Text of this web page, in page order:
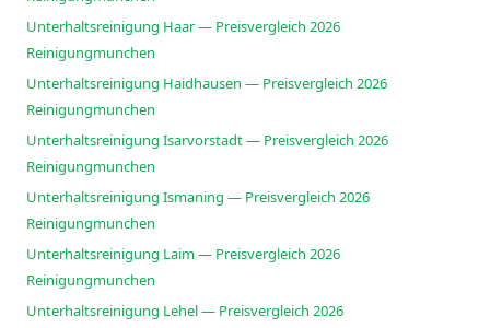
Unterhaltsreinigung Haar — Preisvergleich 2026
Reinigungmunchen
Unterhaltsreinigung Haidhausen — Preisvergleich 2026
Reinigungmunchen
Unterhaltsreinigung Isarvorstadt — Preisvergleich 2026
Reinigungmunchen
Unterhaltsreinigung Ismaning — Preisvergleich 2026
Reinigungmunchen
Unterhaltsreinigung Laim — Preisvergleich 2026
Reinigungmunchen
Unterhaltsreinigung Lehel — Preisvergleich 2026